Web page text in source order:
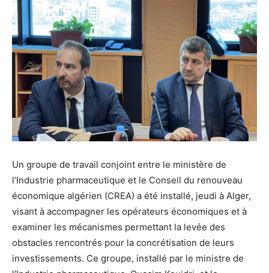
Un groupe de travail conjoint entre le ministère de
l’Industrie pharmaceutique et le Conseil du renouveau
économique algérien (CREA) a été installé, jeudi à Alger,
visant à accompagner les opérateurs économiques et à
examiner les mécanismes permettant la levée des
obstacles rencontrés pour la concrétisation de leurs
investissements. Ce groupe, installé par le ministre de